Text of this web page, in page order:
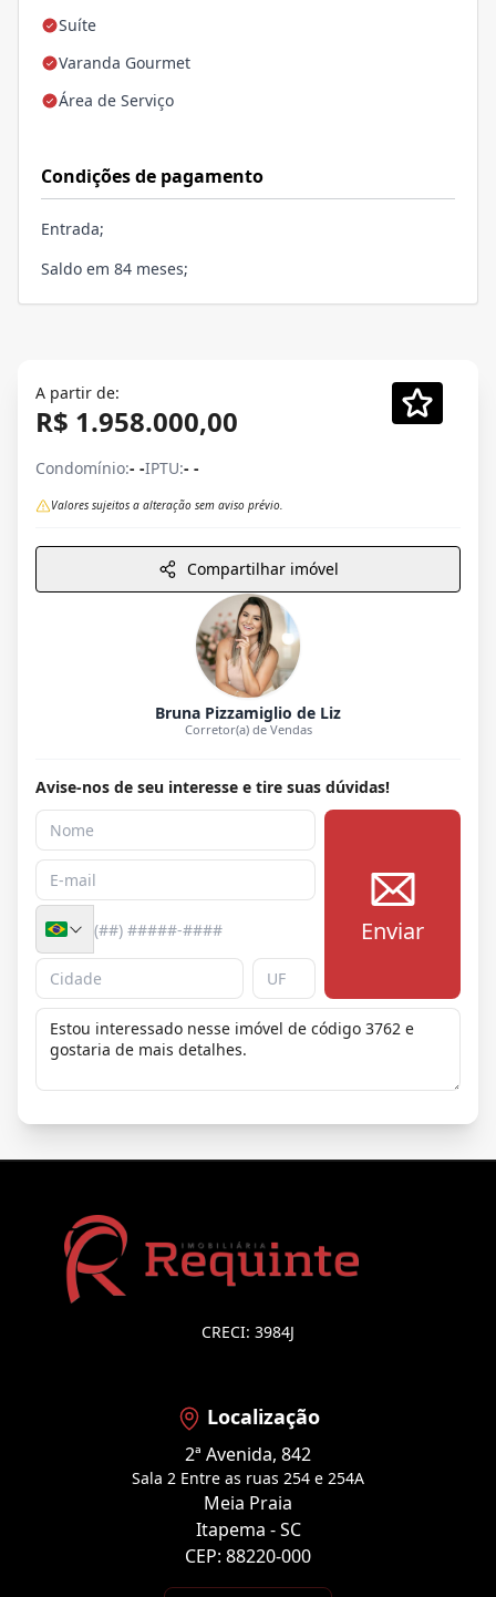
Suíte
Varanda Gourmet
Área de Serviço
Condições de pagamento
Entrada;
Saldo em 84 meses;
A partir de:
R$ 1.958.000,00
Condomínio:- -IPTU:- -
Valores sujeitos a alteração sem aviso prévio.
Compartilhar imóvel
Bruna Pizzamiglio de Liz
Corretor(a) de Vendas
Avise-nos de seu interesse e tire suas dúvidas!
Enviar
CRECI: 3984J
Localização
2ª Avenida, 842
Sala 2 Entre as ruas 254 e 254A
Meia Praia
Itapema - SC
CEP: 88220-000